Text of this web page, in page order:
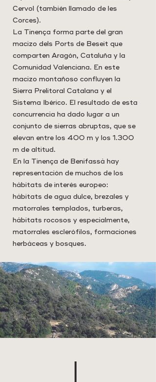
Cervol (también llamado de les
Corces).
La Tinença forma parte del gran
macizo dels Ports de Beseit que
comparten Aragón, Cataluña y la
Comunidad Valenciana. En este
macizo montañoso confluyen la
Sierra Prelitoral Catalana y el
Sistema Ibérico. El resultado de esta
concurrencia ha dado lugar a un
conjunto de sierras abruptas, que se
elevan entre los 400 m y los 1.300
m de altitud.
En la Tinença de Benifassà hay
representación de muchos de los
hábitats de interés europeo:
hábitats de agua dulce, brezales y
matorrales templados, turberas,
hábitats rocosos y especialmente,
matorrales esclerófilos, formaciones
herbáceas y bosques.